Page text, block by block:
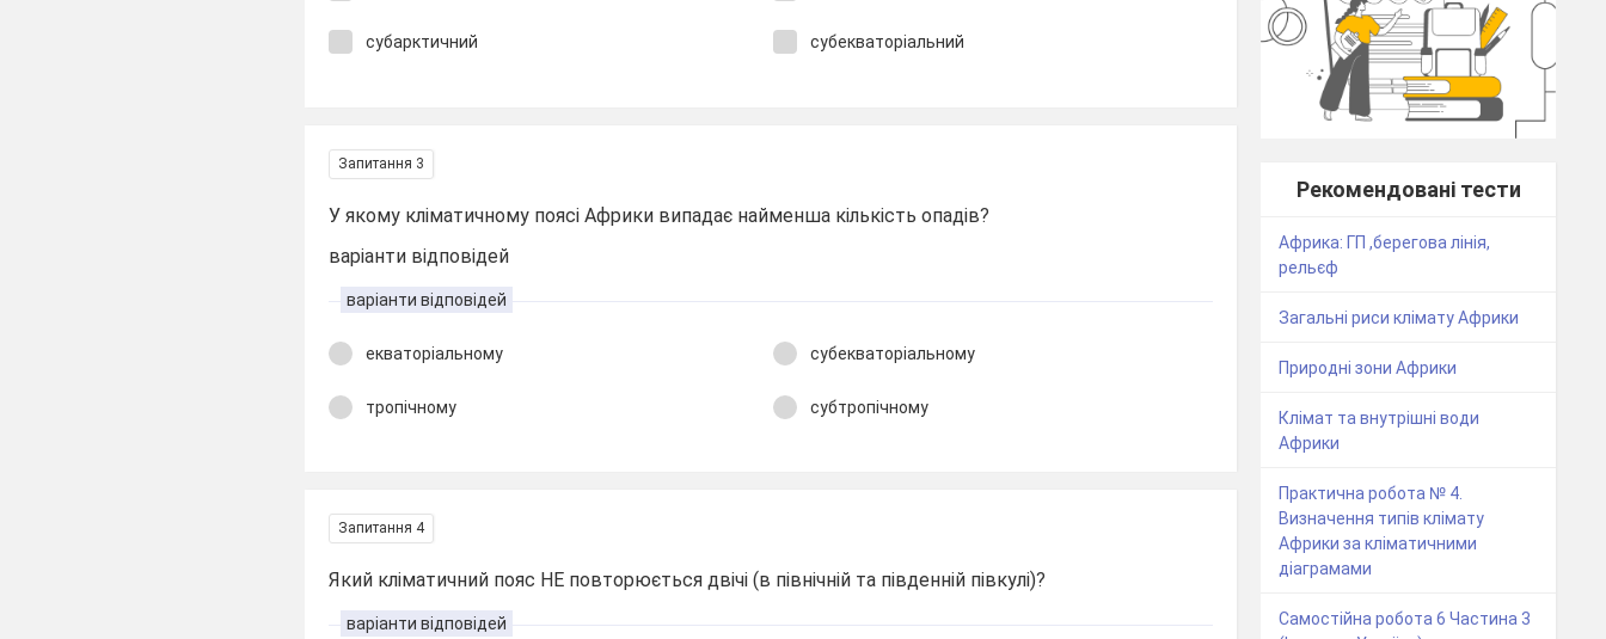
субарктичний субекваторіальний
Запитання 3
У якому кліматичному поясі Африки випадає найменша кількість опадів?
варіанти відповідей
варіанти відповідей
екваторіальному субекваторіальному
тропічному субтропічному
Запитання 4
Який кліматичний пояс НЕ повторюється двічі (в північній та південній півкулі)?
варіанти відповідей
Рекомендовані тести
Африка: ГП ,берегова лінія,
рельєф
Загальні риси клімату Африки
Природні зони Африки
Клімат та внутрішні води
Африки
Практична робота № 4.
Визначення типів клімату
Африки за кліматичними
діаграмами
Самостійна робота 6 Частина 3